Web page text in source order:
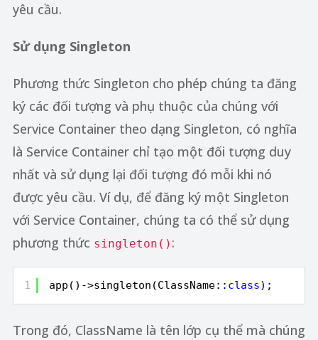
yêu cầu.
Sử dụng Singleton
Phương thức Singleton cho phép chúng ta đăng
ký các đối tượng và phụ thuộc của chúng với
Service Container theo dạng Singleton, có nghĩa
là Service Container chỉ tạo một đối tượng duy
nhất và sử dụng lại đối tượng đó mỗi khi nó
được yêu cầu. Ví dụ, để đăng ký một Singleton
với Service Container, chúng ta có thể sử dụng
phương thức singleton() :
1 app()->singleton(ClassName:: class);
Trong đó, ClassName là tên lớp cụ thể mà chúng